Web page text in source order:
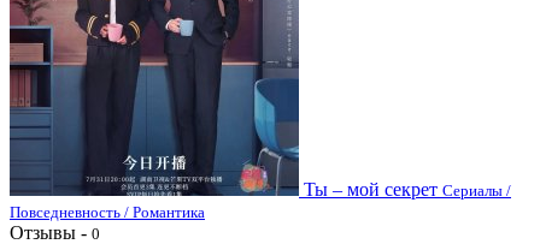
Ты – мой секрет Сериалы /
Повседневность / Романтика
Отзывы - 0